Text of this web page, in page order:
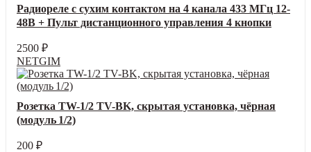
Радиореле с сухим контактом на 4 канала 433 МГц 12-
48В + Пульт дистанционного управления 4 кнопки
2500 ₽
NETGIM
Розетка TW-1/2 TV-BK, скрытая установка, чёрная
(модуль 1/2)
200 ₽